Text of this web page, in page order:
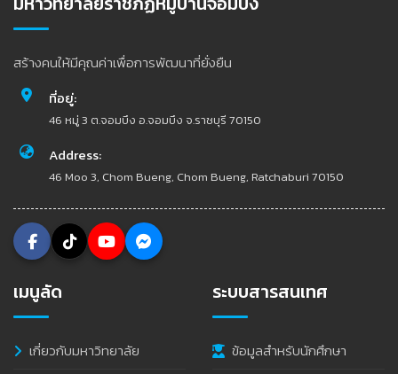
สร้างคนให้มีคุณค่าเพื่อการพัฒนาที่ยั่งยืน
ที่อยู่:
46 หมู่ 3 ต.จอมบึง อ.จอมบึง จ.ราชบุรี 70150
Address:
46 Moo 3, Chom Bueng, Chom Bueng, Ratchaburi 70150
เมนูลัด
เกี่ยวกับมหาวิทยาลัย
ระบบสารสนเทศ
ข้อมูลสำหรับนักศึกษา